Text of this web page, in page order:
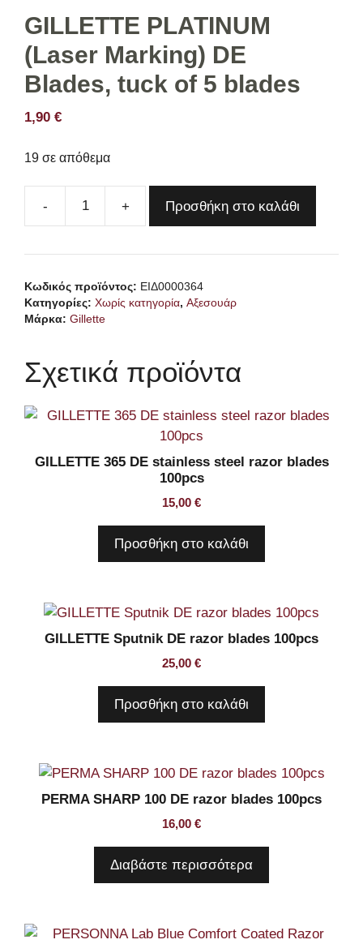
GILLETTE PLATINUM
(Laser Marking) DE
Blades, tuck of 5 blades
1,90 €
19 σε απόθεμα
GILLETTE
(Laser
5
ποσότητα
Προσθήκη στο καλάθι
Κωδικός προϊόντος: ΕΙΔ0000364
Κατηγορίες: Χωρίς κατηγορία, Αξεσουάρ
Μάρκα: Gillette
Σχετικά προϊόντα
GILLETTE 365 DE stainless steel razor blades
100pcs
15,00 €
Προσθήκη στο καλάθι
GILLETTE Sputnik DE razor blades 100pcs
25,00 €
Προσθήκη στο καλάθι
PERMA SHARP 100 DE razor blades 100pcs
16,00 €
Διαβάστε περισσότερα